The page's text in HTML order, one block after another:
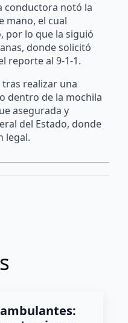
conductora notó la
mano, el cual
por lo que la siguió
donde solicitó
reporte al 9-1-1.
tras realizar una
dentro de la mochila
asegurada y
del Estado, donde
legal.